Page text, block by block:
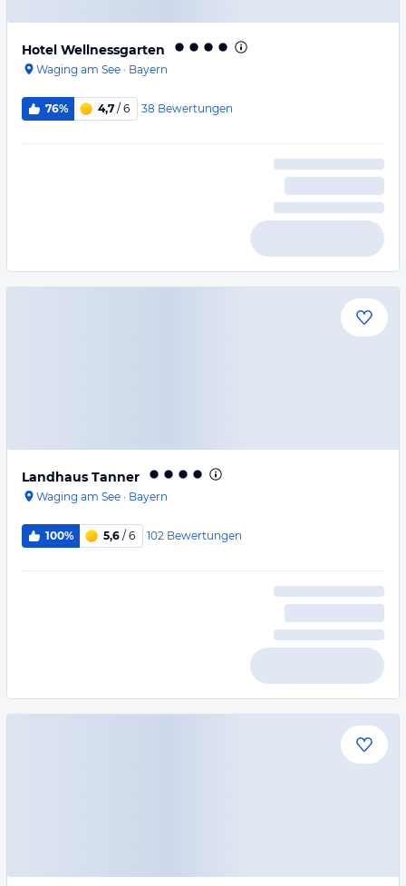
Hotel Wellnessgarten
Waging am See · Bayern
76% 4,7 / 6 38 Bewertungen
Landhaus Tanner
Waging am See · Bayern
100% 5,6 / 6 102 Bewertungen